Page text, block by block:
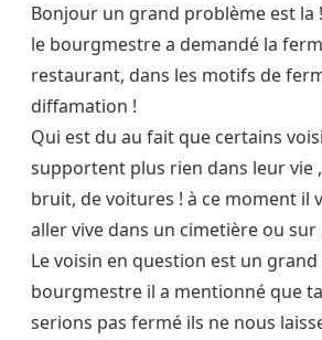
Bonjour un grand problème est la !
le bourgmestre a demandé la
restaurant, dans les motifs de
diffamation !
Qui est du au fait que certains
supportent plus rien dans leur vie
bruit, de voitures ! à ce moment il
aller vive dans un cimetière ou sur
Le voisin en question est un
bourgmestre il a mentionné que
serions pas fermé ils ne nous